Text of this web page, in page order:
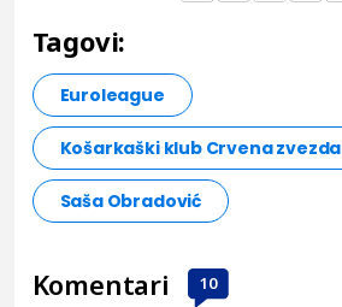
Tagovi:
Euroleague
Košarkaški klub Crvena zvezda
Saša Obradović
Komentari 10